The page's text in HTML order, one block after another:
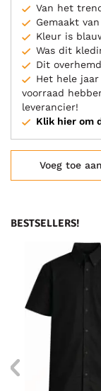
Van het
Gemaakt
Kleur is
Was dit
Dit
Het hele
voorraad
leverancier!
Klik hier om
Voeg toe
BESTSELLERS!